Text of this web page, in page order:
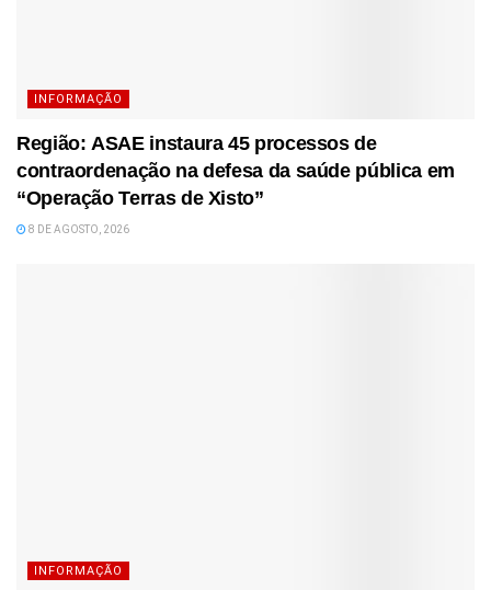
INFORMAÇÃO
Região: ASAE instaura 45 processos de
contraordenação na defesa da saúde pública em
“Operação Terras de Xisto”
8 DE AGOSTO, 2026
INFORMAÇÃO